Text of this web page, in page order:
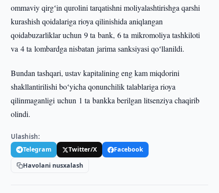
ommaviy qirgʻin qurolini tarqatishni moliyalashtirishga qarshi
kurashish qoidalariga rioya qilinishida aniqlangan
qoidabuzarliklar uchun 9 ta bank, 6 ta mikromoliya tashkiloti
va 4 ta lombardga nisbatan jarima sanksiyasi qoʻllanildi.
Bundan tashqari, ustav kapitalining eng kam miqdorini
shakllantirilishi boʻyicha qonunchilik talablariga rioya
qilinmaganligi uchun 1 ta bankka berilgan litsenziya chaqirib
olindi.
Ulashish:
Telegram Twitter/X
Facebook
Havolani nusxalash